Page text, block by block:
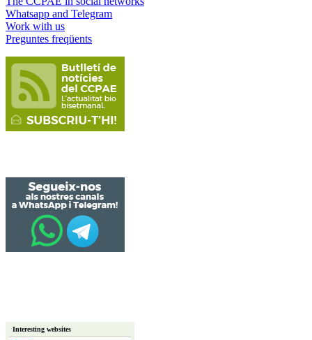
Whatsapp and Telegram
Work with us
Preguntes freqüents
Interesting websites